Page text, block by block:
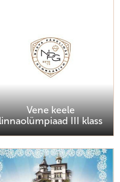
Vene keele
III klass